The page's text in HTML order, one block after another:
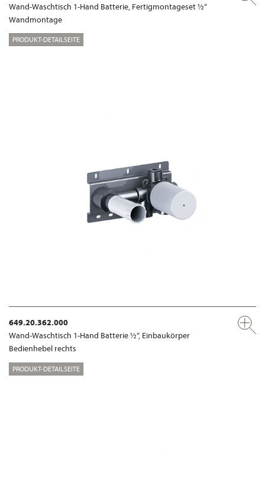
Wand-Waschtisch 1-Hand Batterie, Fertigmontageset ½“
Wandmontage
PRODUKT-DETAILSEITE
649.20.362.000
Wand-Waschtisch 1-Hand Batterie ½“, Einbaukörper
Bedienhebel rechts
PRODUKT-DETAILSEITE